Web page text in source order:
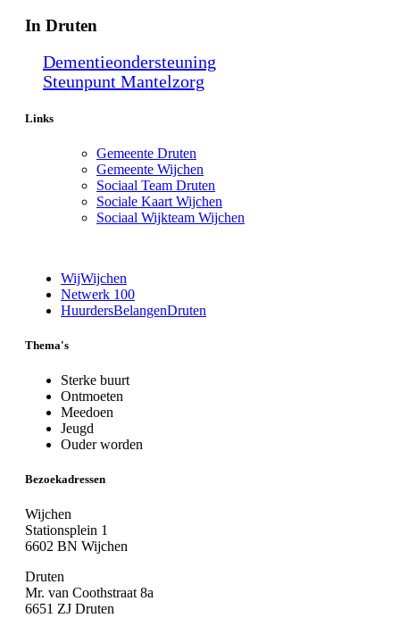
In Druten
Dementieondersteuning
Steunpunt Mantelzorg
Links
Gemeente Druten
Gemeente Wijchen
Sociaal Team Druten
Sociale Kaart Wijchen
Sociaal Wijkteam Wijchen
WijWijchen
Netwerk 100
HuurdersBelangenDruten
Thema's
Sterke buurt
Ontmoeten
Meedoen
Jeugd
Ouder worden
Bezoekadressen
Wijchen
Stationsplein 1
6602 BN Wijchen
Druten
Mr. van Coothstraat 8a
6651 ZJ Druten